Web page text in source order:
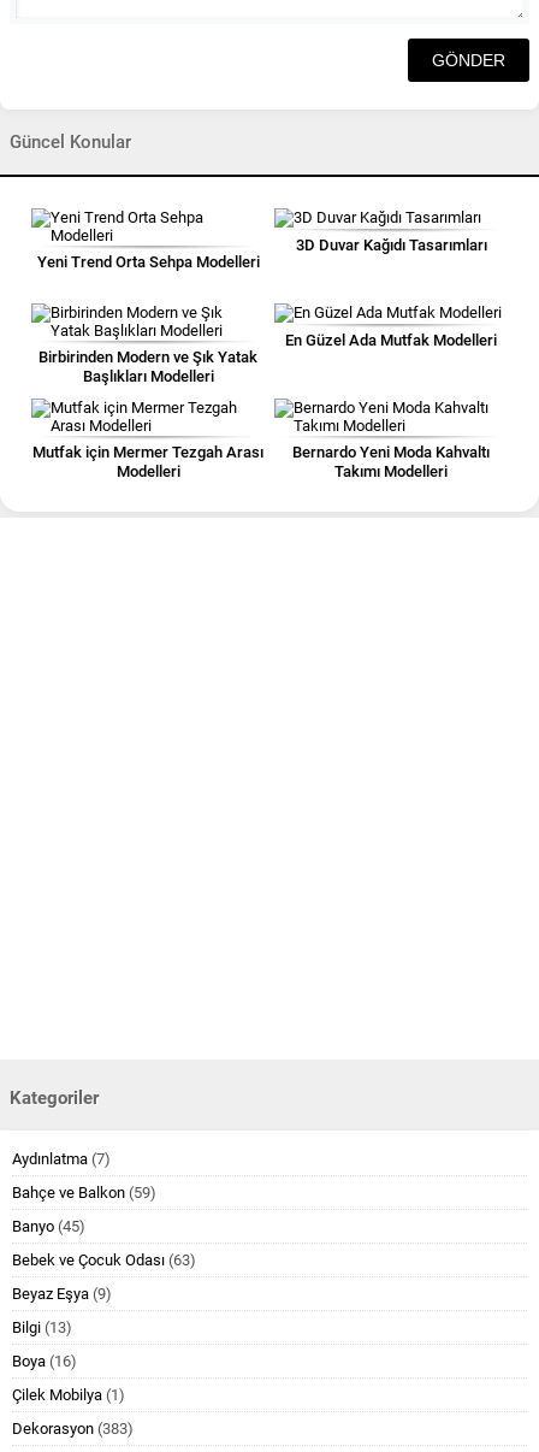
Güncel Konular
Yeni Trend Orta Sehpa Modelleri
3D Duvar Kağıdı Tasarımları
Birbirinden Modern ve Şık Yatak
Başlıkları Modelleri
En Güzel Ada Mutfak Modelleri
Mutfak için Mermer Tezgah Arası
Modelleri
Bernardo Yeni Moda Kahvaltı
Takımı Modelleri
Kategoriler
Aydınlatma (7)
Bahçe ve Balkon (59)
Banyo (45)
Bebek ve Çocuk Odası (63)
Beyaz Eşya (9)
Bilgi (13)
Boya (16)
Çilek Mobilya (1)
Dekorasyon (383)